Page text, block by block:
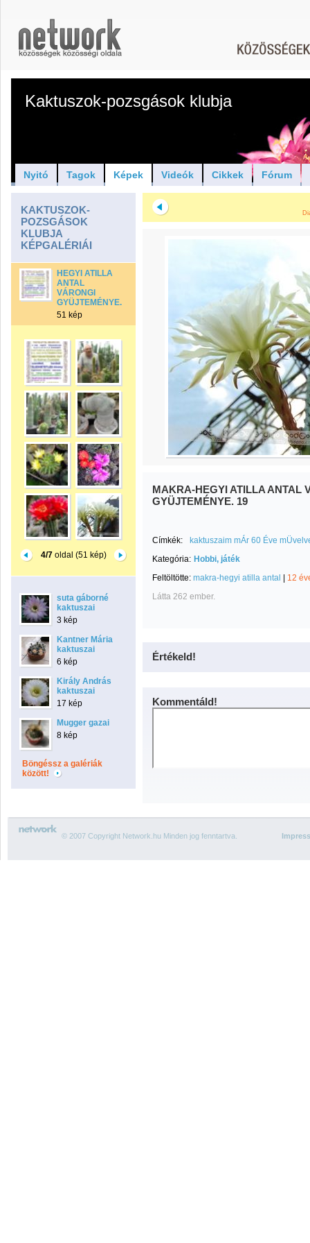
Kaktuszok-pozsgások klubja
Nyitó Tagok Képek Videók Cikkek Fórum
KAKTUSZOK-
POZSGÁSOK
KLUBJA
KÉPGALÉRIÁI
HEGYI ATILLA
ANTAL
VÁRONGI
GYÜJTEMÉNYE.
51 kép
4/7oldal (51 kép)
suta gáborné
kaktuszai
3 kép
Kantner Mária
kaktuszai
6 kép
Király András
kaktuszai
17 kép
Mugger gazai
8 kép
Böngéssz a galériák
között!
MAKRA-HEGYI ATILLA ANTAL
GYÜJTEMÉNYE. 19
Címkék:
kaktuszaim mÁr 60 Éve
Kategória: Hobbi, játék
Feltöltötte: makra-hegyi atilla antal
12
Látta 262 ember.
Értékeld!
Kommentáld!
© 2007 Copyright Network.hu Minden jog fenntartva.